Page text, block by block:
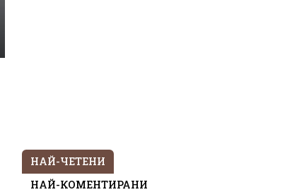
НАЙ-ЧЕТЕНИ
НАЙ-КОМЕНТИРАНИ